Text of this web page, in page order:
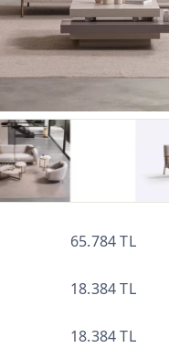
65.784 TL
18.384 TL
18.384 TL